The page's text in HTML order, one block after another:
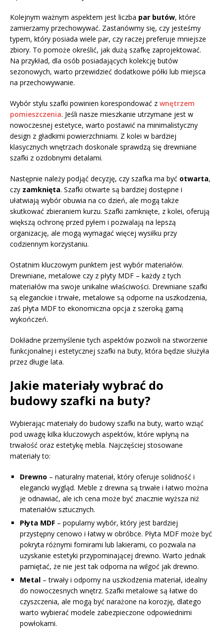
Kolejnym ważnym aspektem jest liczba par butów, które
zamierzamy przechowywać. Zastanówmy się, czy jesteśmy
typem, który posiada wiele par, czy raczej preferuje mniejsze
zbiory. To pomoże określić, jak dużą szafkę zaprojektować.
Na przykład, dla osób posiadających kolekcję butów
sezonowych, warto przewidzieć dodatkowe półki lub miejsca
na przechowywanie.
Wybór stylu szafki powinien korespondować z wnętrzem
pomieszczenia. Jeśli nasze mieszkanie utrzymane jest w
nowoczesnej estetyce, warto postawić na minimalistyczny
design z gładkimi powierzchniami. Z kolei w bardziej
klasycznych wnętrzach doskonale sprawdzą się drewniane
szafki z ozdobnymi detalami.
Następnie należy podjąć decyzję, czy szafka ma być otwarta,
czy zamknięta. Szafki otwarte są bardziej dostępne i
ułatwiają wybór obuwia na co dzień, ale mogą także
skutkować zbieraniem kurzu. Szafki zamknięte, z kolei, oferują
większą ochronę przed pyłem i pozwalają na lepszą
organizację, ale mogą wymagać więcej wysiłku przy
codziennym korzystaniu.
Ostatnim kluczowym punktem jest wybór materiałów.
Drewniane, metalowe czy z płyty MDF – każdy z tych
materiałów ma swoje unikalne właściwości. Drewniane szafki
są eleganckie i trwałe, metalowe są odporne na uszkodzenia,
zaś płyta MDF to ekonomiczna opcja z szeroką gamą
wykończeń.
Dokładne przemyślenie tych aspektów pozwoli na stworzenie
funkcjonalnej i estetycznej szafki na buty, która będzie służyła
przez długie lata.
Jakie materiały wybrać do
budowy szafki na buty?
Wybierając materiały do budowy szafki na buty, warto wziąć
pod uwagę kilka kluczowych aspektów, które wpłyną na
trwałość oraz estetykę mebla. Najczęściej stosowane
materiały to:
Drewno – naturalny materiał, który oferuje solidność i
elegancki wygląd. Meble z drewna są trwałe i łatwo można
je odnawiać, ale ich cena może być znacznie wyższa niż
materiałów sztucznych.
Płyta MDF – popularny wybór, który jest bardziej
przystępny cenowo i łatwy w obróbce. Płyta MDF może być
pokryta różnymi fornirami lub lakierami, co pozwala na
uzyskanie estetyki przypominającej drewno. Warto jednak
pamiętać, że nie jest tak odporna na wilgoć jak drewno.
Metal – trwały i odporny na uszkodzenia materiał, idealny
do nowoczesnych wnętrz. Szafki metalowe są łatwe do
czyszczenia, ale mogą być narażone na korozję, dlatego
warto wybierać modele zabezpieczone odpowiednimi
powłokami.